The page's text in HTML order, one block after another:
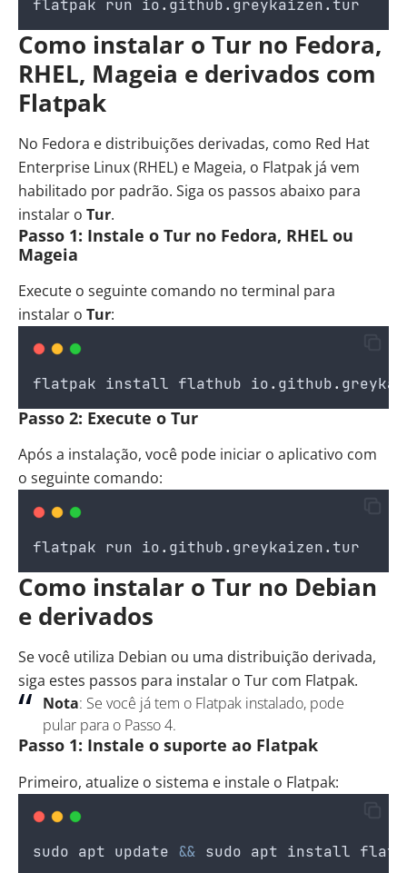
flatpak run io. github. greykaizen. tur
Como instalar o Tur no Fedora,
RHEL, Mageia e derivados com
Flatpak
No Fedora e distribuições derivadas, como Red Hat
Enterprise Linux (RHEL) e Mageia, o Flatpak já vem
habilitado por padrão. Siga os passos abaixo para
instalar o Tur.
Passo 1: Instale o Tur no Fedora, RHEL ou
Mageia
Execute o seguinte comando no terminal para
instalar o Tur:
flatpak install flathub io. github.
Passo 2: Execute o Tur
Após a instalação, você pode iniciar o aplicativo com
o seguinte comando:
flatpak run io. github. greykaizen. tur
Como instalar o Tur no Debian
e derivados
Se você utiliza Debian ou uma distribuição derivada,
siga estes passos para instalar o Tur com Flatpak.
Nota: Se você já tem o Flatpak instalado, pode
pular para o Passo 4.
Passo 1: Instale o suporte ao Flatpak
Primeiro, atualize o sistema e instale o Flatpak:
sudo apt update && sudo apt install